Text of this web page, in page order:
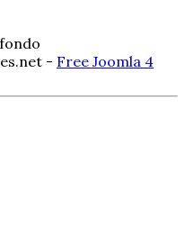
- Free Joomla 4